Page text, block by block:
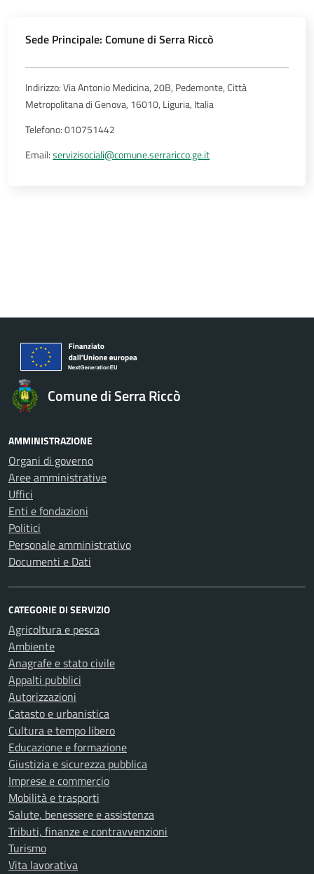
Sede Principale: Comune di Serra Riccò
Indirizzo: Via Antonio Medicina, 20B, Pedemonte, Città
Metropolitana di Genova, 16010, Liguria, Italia
Telefono: 010751442
Email:servizisociali@comune.serraricco.ge.it
Comune di Serra Riccò
AMMINISTRAZIONE
Organi di governo
Aree amministrative
Uffici
Enti e fondazioni
Politici
Personale amministrativo
Documenti e Dati
CATEGORIE DI SERVIZIO
Agricoltura e pesca
Ambiente
Anagrafe e stato civile
Appalti pubblici
Autorizzazioni
Catasto e urbanistica
Cultura e tempo libero
Educazione e formazione
Giustizia e sicurezza pubblica
Imprese e commercio
Mobilità e trasporti
Salute, benessere e assistenza
Tributi, finanze e contravvenzioni
Turismo
Vita lavorativa